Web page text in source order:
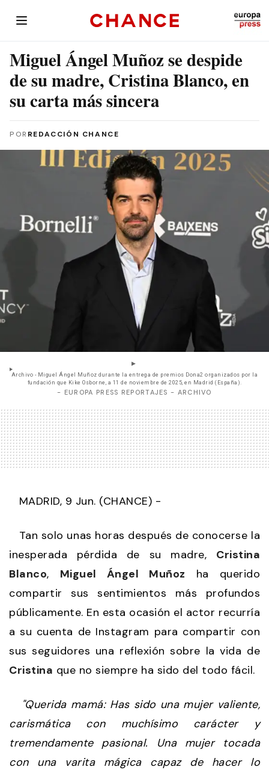
Miguel Ángel Muñoz se despide
de su madre, Cristina Blanco, en
su carta más sincera
POR REDACCIÓN CHANCE
Archivo - Miguel Ángel Muñoz durante la entrega de premios Dona2 organizados por la
fundación que Kike Osborne, a 11 de noviembre de 2025, en Madrid (España).
- EUROPA PRESS REPORTAJES - ARCHIVO
MADRID, 9 Jun. (CHANCE) -
Tan solo unas horas después de conocerse la
inesperada pérdida de su madre, Cristina
Blanco, Miguel Ángel Muñoz ha querido
compartir sus sentimientos más profundos
públicamente. En esta ocasión el actor recurría
a su cuenta de Instagram para compartir con
sus seguidores una reflexión sobre la vida de
Cristina que no siempre ha sido del todo fácil.
"Querida mamá: Has sido una mujer valiente,
carismática con muchísimo carácter y
tremendamente pasional. Una mujer tocada
con una varita mágica capaz de hacer lo